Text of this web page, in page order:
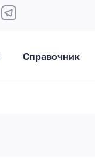
Справочник